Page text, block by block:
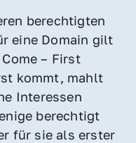
berechtigten
eine Domain gilt
– First
kommt, mahlt
Interessen
berechtigt
für sie als erster